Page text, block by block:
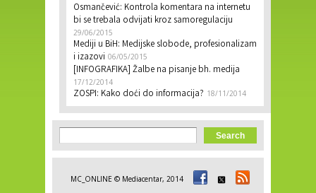
Osmančević: Kontrola komentara na internetu
bi se trebala odvijati kroz samoregulaciju
29/06/2015
Mediji u BiH: Medijske slobode, profesionalizam
i izazovi 06/05/2015
[INFOGRAFIKA] Žalbe na pisanje bh. medija
17/12/2014
ZOSPI: Kako doći do informacija? 18/11/2014
Search form
Search
MC_ONLINE © Mediacentar, 2014